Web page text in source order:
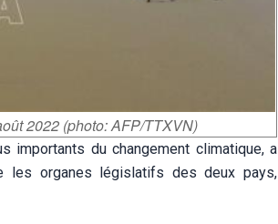
2022 (photo: AFP/TTXVN)
importants du changement climatique, a
les organes législatifs des deux pays,